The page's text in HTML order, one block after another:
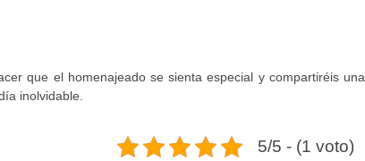
que el homenajeado se sienta especial y compartiréis una
inolvidable.
5/5 - (1 voto)